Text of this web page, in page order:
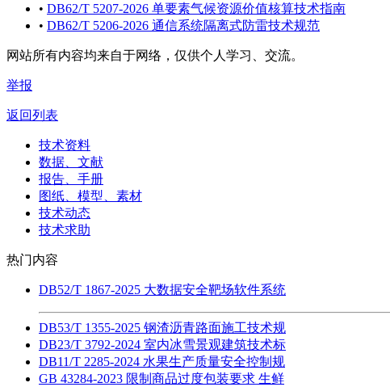
• DB62/T 5207-2026 单要素气候资源价值核算技术指南
• DB62/T 5206-2026 通信系统隔离式防雷技术规范
网站所有内容均来自于网络，仅供个人学习、交流。
举报
返回列表
技术资料
数据、文献
报告、手册
图纸、模型、素材
技术动态
技术求助
热门内容
DB52/T 1867-2025 大数据安全靶场软件系统
DB53/T 1355-2025 钢渣沥青路面施工技术规
DB23/T 3792-2024 室内冰雪景观建筑技术标
DB11/T 2285-2024 水果生产质量安全控制规
GB 43284-2023 限制商品过度包装要求 生鲜